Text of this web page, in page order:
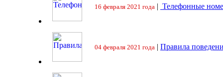
16 февраля 2021 года | Телефонные
04 февраля 2021 года | Правила